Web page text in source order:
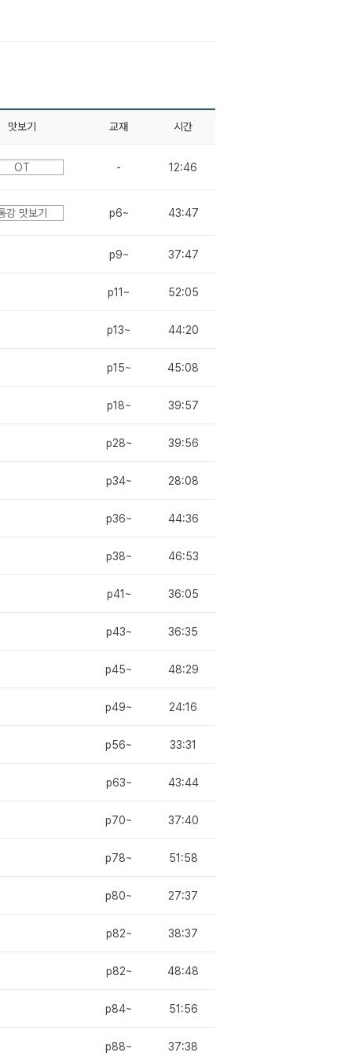
맛보기 교재 시간
OT - 12:46
강 맛보기 p6~ 43:47
p9~ 37:47
p11~ 52:05
p13~ 44:20
p15~ 45:08
p18~ 39:57
p28~ 39:56
p34~ 28:08
p36~ 44:36
p38~ 46:53
p41~ 36:05
p43~ 36:35
p45~ 48:29
p49~ 24:16
p56~ 33:31
p63~ 43:44
p70~ 37:40
p78~ 51:58
p80~ 27:37
p82~ 38:37
p82~ 48:48
p84~ 51:56
p88~ 37:38